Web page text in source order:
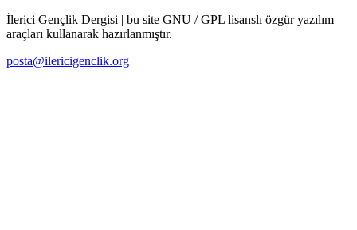
İlerici Gençlik Dergisi | bu site GNU / GPL lisanslı özgür yazılım
araçları kullanarak hazırlanmıştır.
posta@ilericigenclik.org